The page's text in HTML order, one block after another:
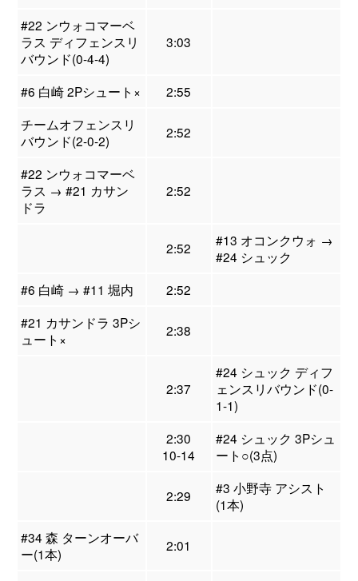
#22 ンウォコマーベ
ラス ディフェンスリ
バウンド(0-4-4)
3:03
#6 白崎 2Pシュート×
2:55
チームオフェンスリ
バウンド(2-0-2)
2:52
#22 ンウォコマーベ
ラス → #21 カサン
ドラ
2:52
2:52
#13 オコンクウォ →
#24 シュック
#6 白崎 → #11 堀内
2:52
#21 カサンドラ 3Pシ
ュート×
2:38
2:37
#24 シュック ディフ
ェンスリバウンド(0-
1-1)
2:30
10-14
#24 シュック 3Pシュ
ート○(3点)
2:29
#3 小野寺 アシスト
(1本)
#34 森 ターンオーバ
ー(1本)
2:01